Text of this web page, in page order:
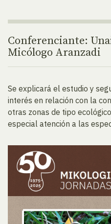
Conferenciante:
Micólogo Aranzadi
Se explicará el estudio y
interés en relación con la
otras zonas de tipo
especial atención a las